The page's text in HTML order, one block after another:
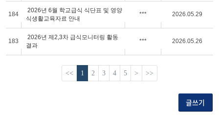
184
2026년 6월 학교급식 식단표 및 영양
식생활교육자료 안내
*** 2026.05.29
183
2026년 제2,3차 급식모니터링 활동
결과
*** 2026.05.26
<< 1 2 3 4 5 > >>
글쓰기